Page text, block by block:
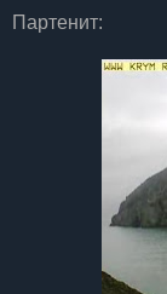
Партенит: